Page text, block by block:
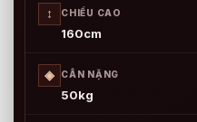
↕ CHIỀU CAO
160cm
◈ CÂN NẶNG
50kg